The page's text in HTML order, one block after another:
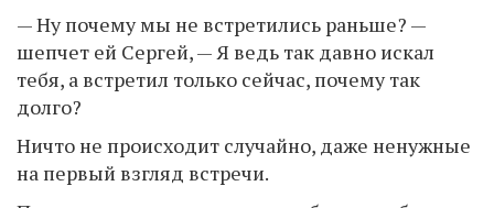
— Ну почему мы не встретились раньше? —
шепчет ей Сергей, — Я ведь так давно искал
тебя, а встретил только сейчас, почему так
долго?
Ничто не происходит случайно, даже ненужные
на первый взгляд встречи.